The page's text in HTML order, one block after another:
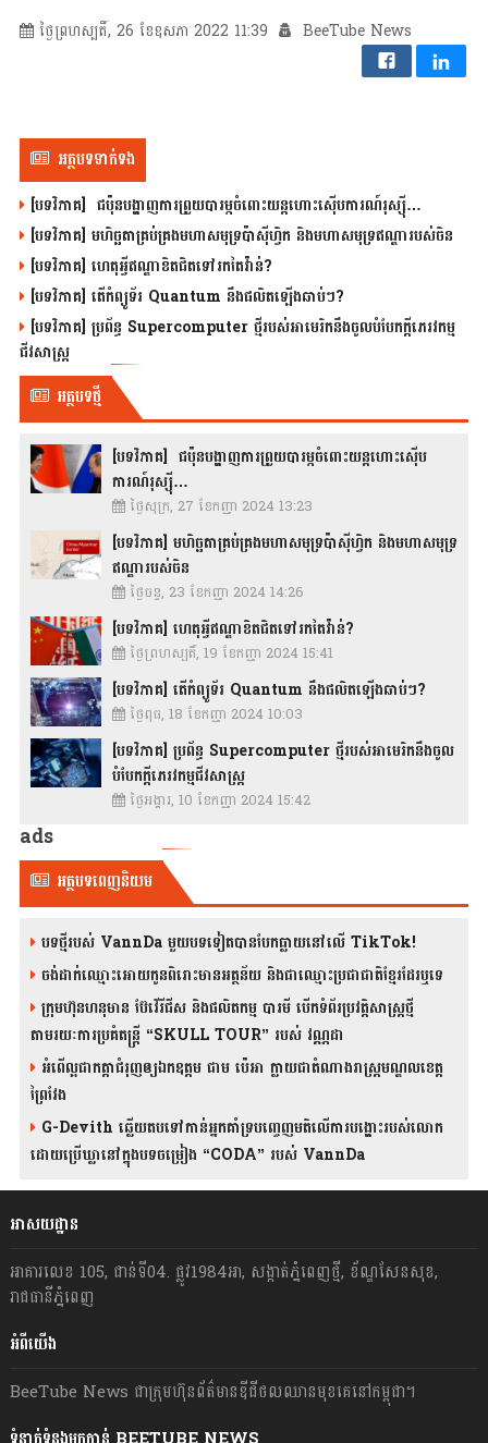
ថ្ងៃព្រហស្បតិ៍, 26 ខែឧសភា 2022 11:39 BeeTube News
អត្ថបទទាក់ទង
[បទវិភាគ] ជប៉ុនបង្ហាញការព្រួយបារម្ភចំពោះយន្តហោះស៊ើបការណ៍រុស្ស៊ី…
[បទវិភាគ] មហិច្ឆតាគ្រប់គ្រងមហាសមុទ្រប៉ាស៊ីហ្វិក និងមហាសមុទ្រឥណ្ឌារបស់ចិន
[បទវិភាគ] ហេតុអ្វីឥណ្ឌាខិតជិតទៅរកតៃវ៉ាន់?
[បទវិភាគ] តើកំព្យូទ័រ Quantum នឹងផលិតឡើងឆាប់ៗ?
[បទវិភាគ] ប្រព័ន្ធ Supercomputer ថ្មីរបស់អាមេរិកនឹងចូលបំបែកក្តីភេរវកម្ម
ជីវសាស្រ្ត
អត្ថបទថ្មី
[បទវិភាគ] ជប៉ុនបង្ហាញការព្រួយបារម្ភចំពោះយន្តហោះស៊ើប
ការណ៍រុស្ស៊ី…
ថ្ងៃសុក្រ, 27 ខែកញ្ញា 2024 13:23
[បទវិភាគ] មហិច្ឆតាគ្រប់គ្រងមហាសមុទ្រប៉ាស៊ីហ្វិក និងមហាសមុទ្រ
ឥណ្ឌារបស់ចិន
ថ្ងៃចន្ទ, 23 ខែកញ្ញា 2024 14:26
[បទវិភាគ] ហេតុអ្វីឥណ្ឌាខិតជិតទៅរកតៃវ៉ាន់?
ថ្ងៃព្រហស្បតិ៍, 19 ខែកញ្ញា 2024 15:41
[បទវិភាគ] តើកំព្យូទ័រ Quantum នឹងផលិតឡើងឆាប់ៗ?
ថ្ងៃពុធ, 18 ខែកញ្ញា 2024 10:03
[បទវិភាគ] ប្រព័ន្ធ Supercomputer ថ្មីរបស់អាមេរិកនឹងចូល
បំបែកក្តីភេរវកម្មជីវសាស្រ្ត
ថ្ងៃអង្គារ, 10 ខែកញ្ញា 2024 15:42
ads
អត្ថបទពេញនិយម
បទថ្មីរបស់ VannDa មួយបទទៀតបានបែកធ្លាយនៅលើ TikTok!
ចង់ដាក់ឈ្មោះអោយកូនពិរោះមានអត្ថន័យ និងជាឈ្មោះប្រជាជាតិខ្មែរដែរឬទេ
ក្រុមហ៊ុនហនុមាន ប៊ែវើរីជីស និង​ផលិតកម្ម បារមី​ បើកទំព័រប្រវត្តិសាស្ត្រថ្មី
តាមរយៈការប្រគំតន្រ្តី “SKULL TOUR” របស់ វណ្ណដា
អំពើល្អជាកត្តាជំរុញឲ្យឯកឧត្តម ជាម ប៉េអា ក្លាយជាតំណាងរាស្ត្រមណ្ឌលខេត្ត
ព្រៃវែង
G-Devith ឆ្លើយតបទៅកាន់អ្នកគាំទ្របញ្ចេញមតិលើការបង្ហោះរបស់លោក
ដោយប្រើឃ្លានៅក្នុងបទចម្រៀង “CODA” រ​​​បស់ VannDa
អាសយដ្ឋាន
អាគារលេខ 105, ជាន់ទី04. ផ្លូវ1984អា, សង្កាត់ភ្នំពេញថ្មី, ខ័ណ្ឌសែនសុខ,
រាជធានីភ្នំពេញ
អំពីយើង
BeeTube News ជា​ក្រុមហ៊ុន​ព័ត៌មាន​ឌីជីថលឈាន​មុខ​គេ​នៅ​កម្ពុជា។